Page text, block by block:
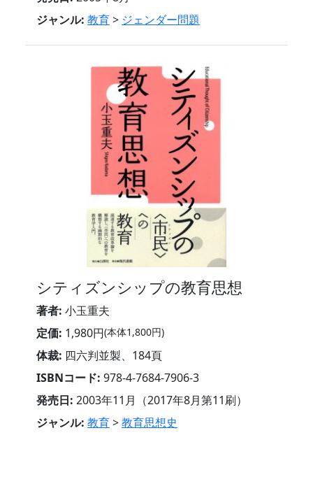
ジャンル: 教育> ジェンダー問題
シティズンシップの教育思想
著者: 小玉重夫
定価: 1,980円(本体1,800円)
体裁: 四六判並製、184頁
ISBNコード: 978-4-7684-7906-3
発売日: 2003年11月（2017年8月第11刷）
ジャンル: 教育>教育思想史